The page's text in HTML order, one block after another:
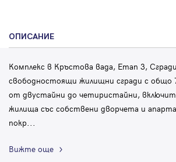
ОПИСАНИЕ
Комплекс в Кръстова вада, Етап 3,
свободностоящи жилищни сгради с общо
от двустайни до четиристайни,
жилища със собствени дворчета и
покр...
Вижте още